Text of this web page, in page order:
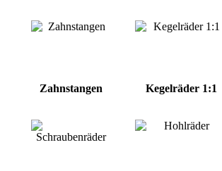
Zahnstangen Kegelräder 1:1